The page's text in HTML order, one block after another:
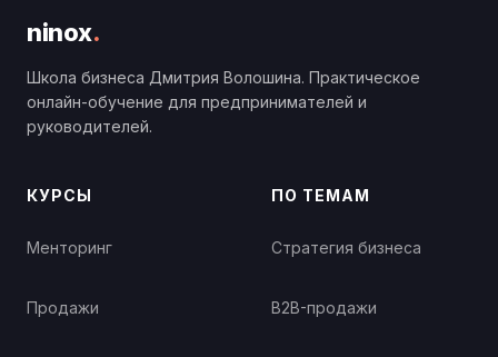
ninox.
Школа бизнеса Дмитрия Волошина. Практическое
онлайн-обучение для предпринимателей и
руководителей.
КУРСЫ
Менторинг
Продажи
ПО ТЕМАМ
Стратегия бизнеса
B2B-продажи